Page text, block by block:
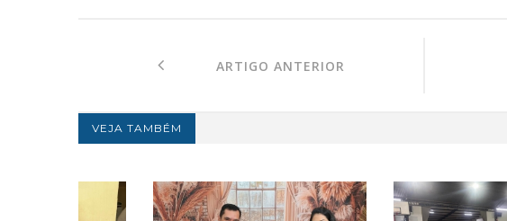
ARTIGO ANTERIOR
VEJA TAMBÉM